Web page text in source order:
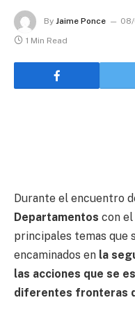
By Jaime Ponce
1 Min Read
Durante el encuentro
Departamentos con
principales temas que
encaminados en la
las acciones que se
diferentes fronteras